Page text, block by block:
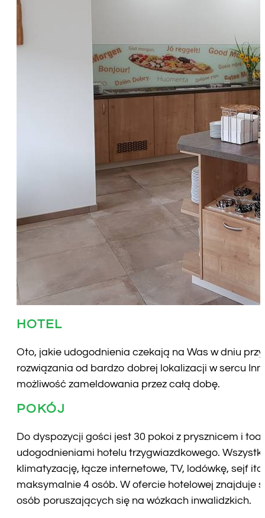
HOTEL
Oto, jakie udogodnienia czekają na Was w dniu
rozwiązania od bardzo dobrej lokalizacji w sercu
możliwość zameldowania przez całą dobę.
POKÓJ
Do dyspozycji gości jest 30 pokoi z prysznicem i
udogodnieniami hotelu trzygwiazdkowego.
klimatyzację, łącze internetowe, TV, lodówkę, sejf
maksymalnie 4 osób. W ofercie hotelowej znajduje
osób poruszających się na wózkach inwalidzkich.